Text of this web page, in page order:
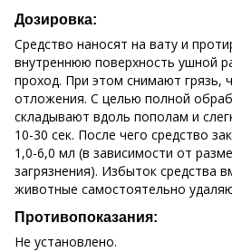
Дозировка:
Средство наносят на вату и
внутреннюю поверхность ушной
проход. При этом снимают грязь,
отложения. С целью полной
складывают вдоль пополам и
10-30 сек. После чего средство
1,0-6,0 мл (в зависимости от
загрязнения). Избыток средства
животные самостоятельно
Противопоказания:
Не установлено.